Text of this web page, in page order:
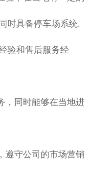
时具备停车场系统.
验和售后服务经
，同时能够在当地进
遵守公司的市场营销